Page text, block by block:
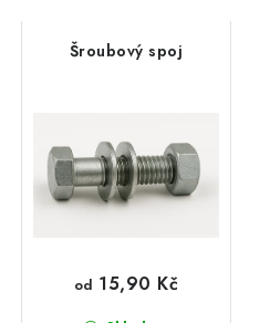
Šroubový spoj
od 15,90 Kč